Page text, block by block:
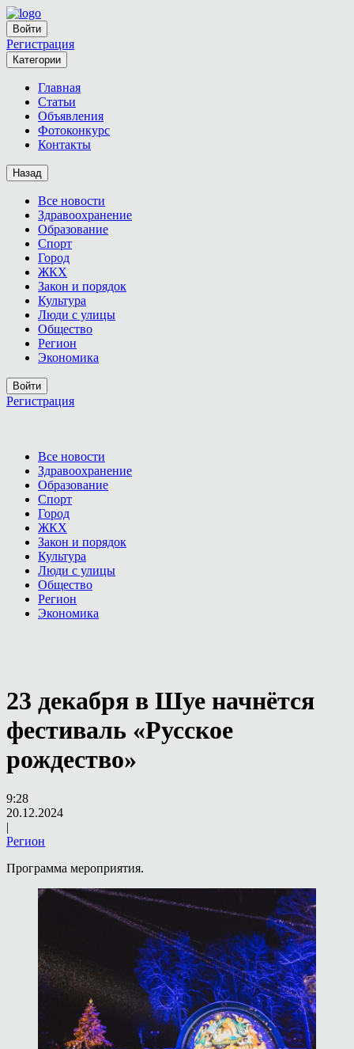
Войти
Регистрация
Категории
Главная
Статьи
Объявления
Фотоконкурс
Контакты
Назад
Все новости
Здравоохранение
Образование
Спорт
Город
ЖКХ
Закон и порядок
Культура
Люди с улицы
Общество
Регион
Экономика
Войти
Регистрация
Все новости
Здравоохранение
Образование
Спорт
Город
ЖКХ
Закон и порядок
Культура
Люди с улицы
Общество
Регион
Экономика
23 декабря в Шуе начнётся
фестиваль «Русское
рождество»
9:28
20.12.2024
|
Регион
Программа мероприятия.